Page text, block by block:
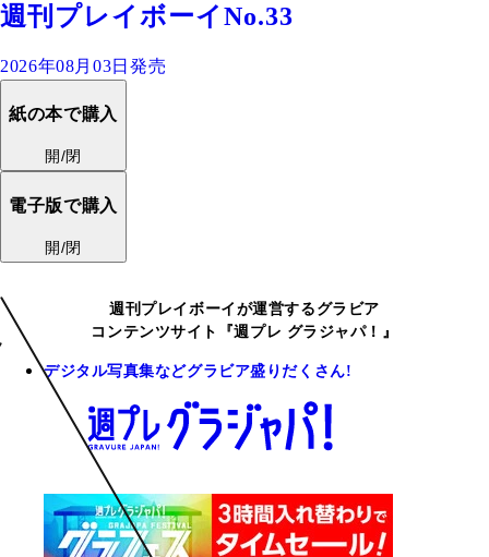
週刊プレイボーイNo.33
2026年08月03日発売
紙の本で購入
開/閉
電子版で購入
開/閉
週刊プレイボーイが運営するグラビア
コンテンツサイト『週プレ グラジャパ！』
デジタル写真集などグラビア盛りだくさん!